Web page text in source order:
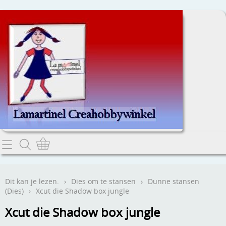
Home
Contact
Webwinkel
Dit kan je lezen. › Dies om te stansen › Dunne stansen
(Dies) › Xcut die Shadow box jungle
Xcut die Shadow box jungle